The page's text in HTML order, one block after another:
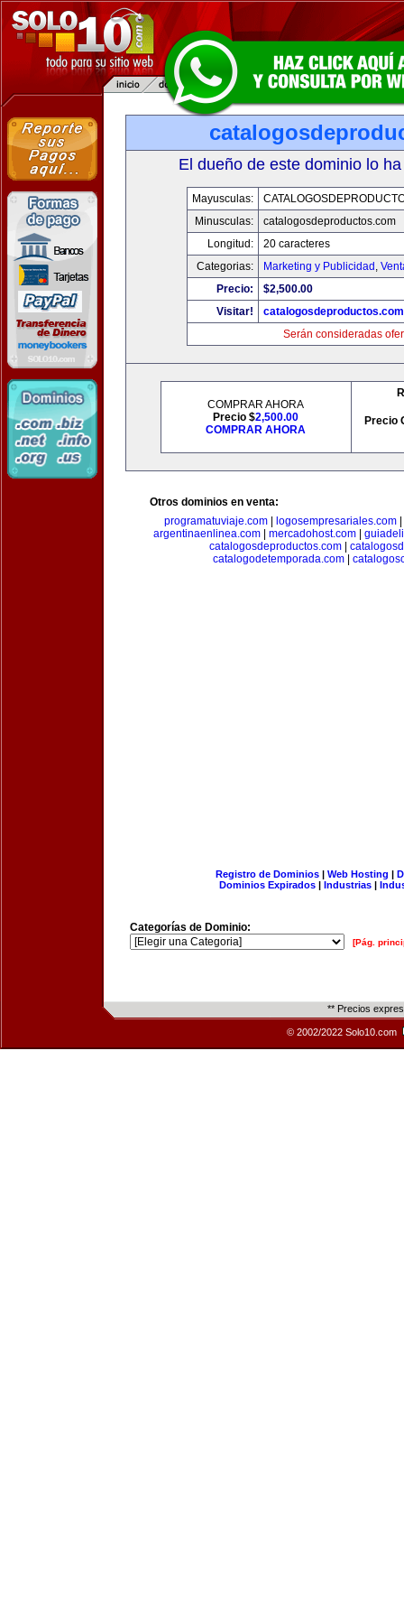
El dueño de este dominio lo
Mayusculas:
Minusculas:
catalogosdeproductos.com
Longitud:
20 caracteres
Categorias:
Marketing y Publicidad ,
Precio:
$2,500.00
Visitar!
catalogosdeproductos.com
Serán consideradas
COMPRAR AHORA
Precio $2,500.00
COMPRAR AHORA
Precio
Otros dominios en venta:
programatuviaje.com| logosempresariales.com|
argentinaenlinea.com| mercadohost.com|
catalogosdeproductos.com
catalogodetemporada.com
Registro de Dominios| Web Hosting |
Dominios Expirados | Industrias |
Categorías de Dominio:
[Pág.
** Precios
© 2002/2022 Solo10.com